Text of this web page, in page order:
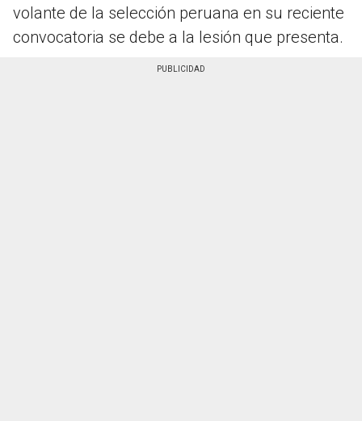
volante de la selección peruana en su reciente
convocatoria se debe a la lesión que presenta.